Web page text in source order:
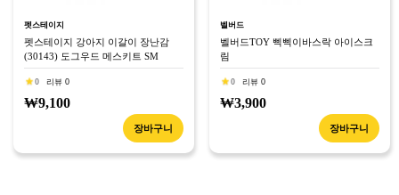
펫스테이지
펫스테이지 강아지 이갈이 장난감
(30143) 도그우드 메스키트 SM
0 리뷰 0
₩9,100
장바구니
벨버드
벨버드TOY 삑삑이바스락 아이스크
림
0 리뷰 0
₩3,900
장바구니